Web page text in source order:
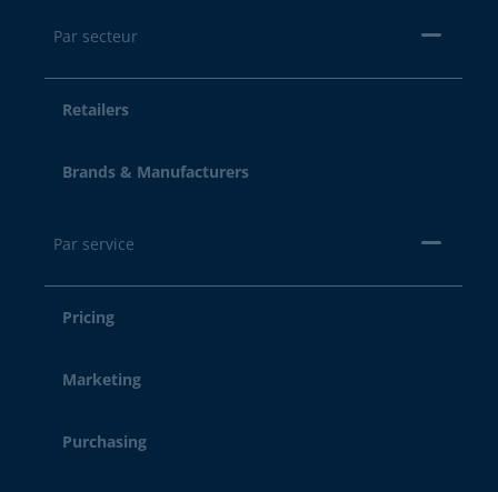
Par secteur
Retailers
Brands & Manufacturers
Par service
Pricing
Marketing
Purchasing